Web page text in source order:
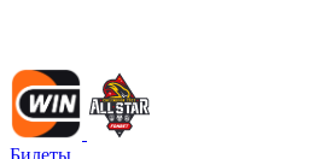
Билеты